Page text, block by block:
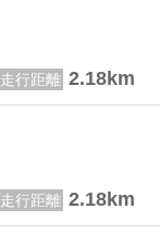
走行距離 2.18km
走行距離 2.18km